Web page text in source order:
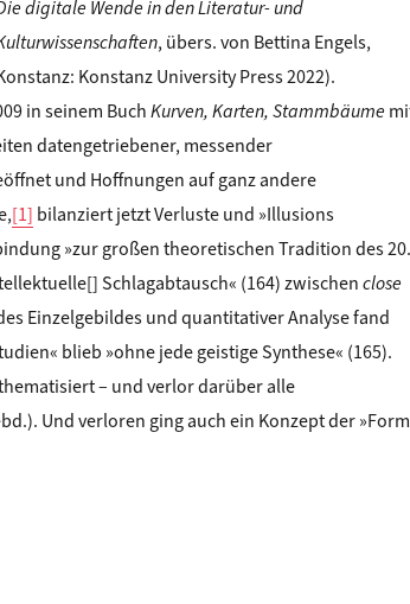
digitale Wende in den Literatur- und
, übers. von Bettina Engels,
Konstanz University Press 2022).
in seinem BuchKurven, Karten, Stammbäume
datengetriebener, messender
und Hoffnungen auf ganz andere
[1] bilanziert jetzt Verluste und »Illusions
»zur großen theoretischen Tradition des 20.
Schlagabtausch« (164) zwischenclose
Einzelgebildes und quantitativer Analyse fand
blieb »ohne jede geistige Synthese« (165).
– und verlor darüber alle
Und verloren ging auch ein Konzept der
CLOSE: Moretti zieht Bilanz“